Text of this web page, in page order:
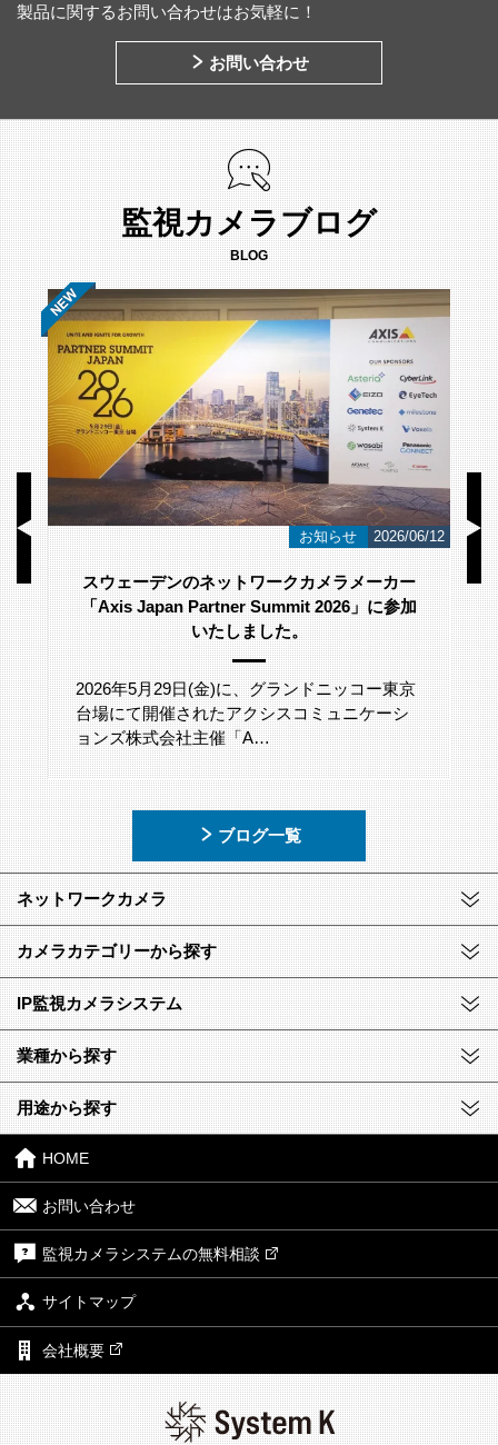
製品に関するお問い合わせはお気軽に！
お問い合わせ
監視カメラブログ
BLOG
23 お知らせ 2026/06/12
スウェーデンのネットワークカメラメーカー
「Axis Japan Partner Summit 2026」に参加
いたしました。
2026年5月29日(金)に、グランドニッコー東京
台場にて開催されたアクシスコミュニケーシ
ョンズ株式会社主催「A…
ブログ一覧
ネットワークカメラ
カメラカテゴリーから探す
IP監視カメラシステム
業種から探す
用途から探す
HOME
お問い合わせ
監視カメラシステムの無料相談
サイトマップ
会社概要